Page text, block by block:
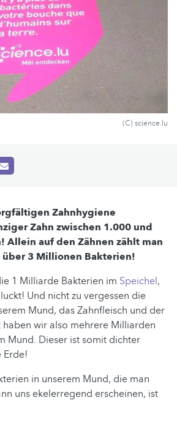
(C) science.lu
Zahnhygiene
Zahn zwischen 1.000 und
Allein auf den Zähnen zählt man
3 Millionen Bakterien!
1 Milliarde Bakterien im Speichel,
Und nicht zu vergessen die
Mund, das Zahnfleisch und der
haben wir also mehrere Milliarden
Mund. Dieser ist somit dichter
Erde!
in unserem Mund, die man
uns ekelerregend erscheinen, ist